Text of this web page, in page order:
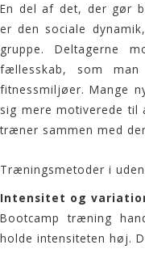
En del af det, der gør
er den sociale
gruppe. Deltagerne
fællesskab, som
fitnessmiljøer. Mange
sig mere motiverede til
træner sammen med
Træningsmetoder i
Intensitet og
Bootcamp træning
holde intensiteten høj.